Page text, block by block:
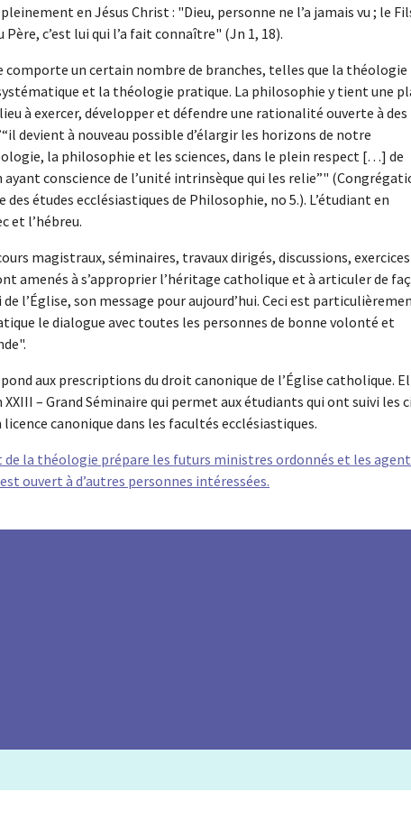
en Jésus Christ : "Dieu, personne ne l’a jamais vu ; le
c’est lui qui l’a fait connaître" (Jn 1, 18).
un certain nombre de branches, telles que la théologie
et la théologie pratique. La philosophie y tient une
à exercer, développer et défendre une rationalité ouverte à des
devient à nouveau possible d’élargir les horizons de notre
la philosophie et les sciences, dans le plein respect […] de
conscience de l’unité intrinsèque qui les relie”"
études ecclésiastiques de Philosophie, no 5.). L’étudiant en
et l’hébreu.
magistraux, séminaires, travaux dirigés, discussions, exercices
amenés à s’approprier l’héritage catholique et à articuler de
l’Église, son message pour aujourd’hui. Ceci est
le dialogue avec toutes les personnes de bonne volonté et
aux prescriptions du droit canonique de l’Église catholique.
– Grand Séminaire qui permet aux étudiants qui ont suivi les
canonique dans les facultés ecclésiastiques.
de la théologie prépare les futurs ministres ordonnés et les
ouvert à d’autres personnes intéressées.